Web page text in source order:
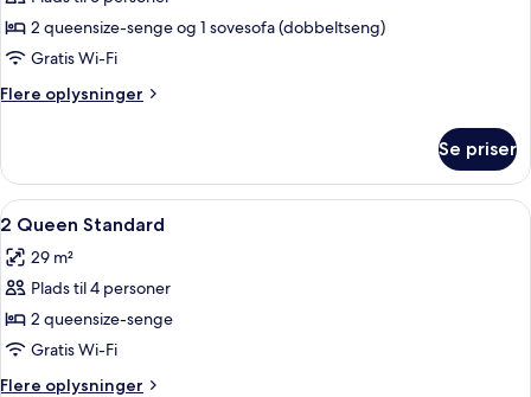
-
flere
(Extra
2 queensize-senge og 1 sovesofa (dobbeltseng)
Gratis Wi-Fi
Flere oplysninger
Flere
-
flere
senge
Floor
Space)
Se priser
Indlæs
alle
billeder
af
2
Queen
Standard
Pengeskab på værelset, skrivebord,
3
2 Queen Standard
29 m²
Plads til 4 personer
2 queensize-senge
Gratis Wi-Fi
Flere oplysninger
Flere